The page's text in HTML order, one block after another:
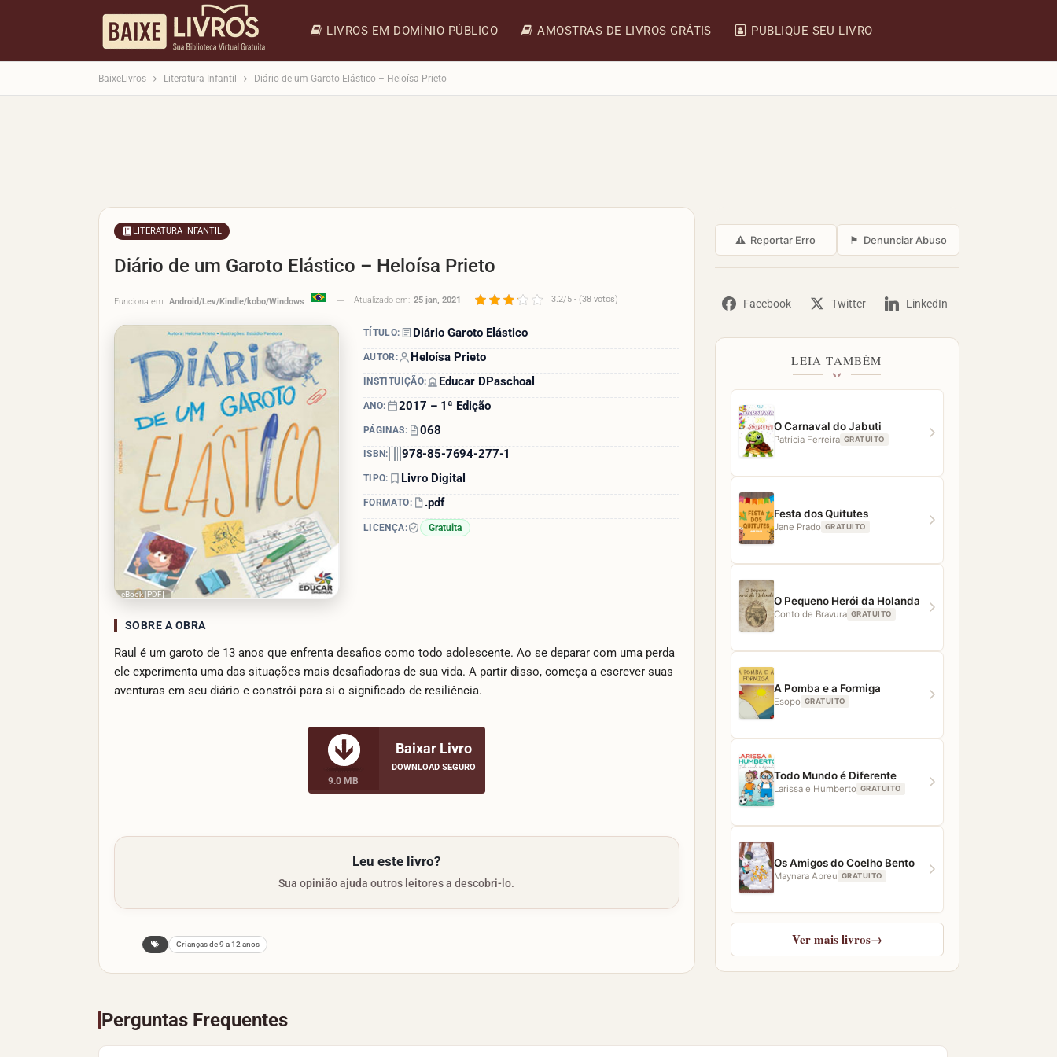
LIVROS EM DOMÍNIO PÚBLICO AMOSTRAS DE LIVROS GRÁTIS PUBLIQUE SEU LIVRO
BaixeLivros Literatura Infantil Diário de um Garoto Elástico – Heloísa Prieto
LITERATURA INFANTIL
Diário de um Garoto Elástico – Heloísa Prieto
Funciona em: Android/Lev/Kindle/kobo/Windows Atualizado em: 25 jan, 2021
eBook [PDF]
3.2/5 - (38 votos)
TÍTULO: Diário Garoto Elástico
AUTOR: Heloísa Prieto
INSTITUIÇÃO: Educar DPaschoal
ANO: 2017 – 1ª Edição
PÁGINAS: 068
ISBN: 978-85-7694-277-1
TIPO: Livro Digital
FORMATO: .pdf
LICENÇA: Gratuita
SOBRE A OBRA
Raul é um garoto de 13 anos que enfrenta desafios como todo adolescente. Ao se deparar com uma perda
ele experimenta uma das situações mais desafiadoras de sua vida. A partir disso, começa a escrever suas
aventuras em seu diário e constrói para si o significado de resiliência.
9.0 MB
Baixar Livro
DOWNLOAD SEGURO
Leu este livro?
Sua opinião ajuda outros leitores a descobri-lo.
Crianças de 9 a 12 anos
Perguntas Frequentes
⚠ Reportar Erro ⚑ Denunciar Abuso
Facebook Twitter LinkedIn
LEIA TAMBÉM
O Carnaval do Jabuti
Patrícia Ferreira GRATUITO
Festa dos Quitutes
Jane Prado GRATUITO
O Pequeno Herói da Holanda
Conto de Bravura GRATUITO
A Pomba e a Formiga
Esopo GRATUITO
Todo Mundo é Diferente
Larissa e Humberto GRATUITO
Os Amigos do Coelho Bento
Maynara Abreu GRATUITO
Ver mais livros→